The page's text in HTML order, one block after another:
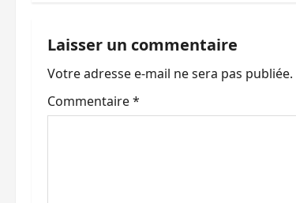
a
t
i
Laisser un commentaire
Votre adresse e-mail ne sera pas publiée.
Commentaire*